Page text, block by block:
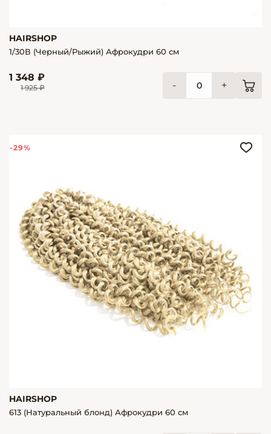
HAIRSHOP
1/30В (Черный/Рыжий) Афрокудри 60 см
1 348 ₽
1 925 ₽ - +
-29%
HAIRSHOP
613 (Натуральный блонд) Афрокудри 60 см